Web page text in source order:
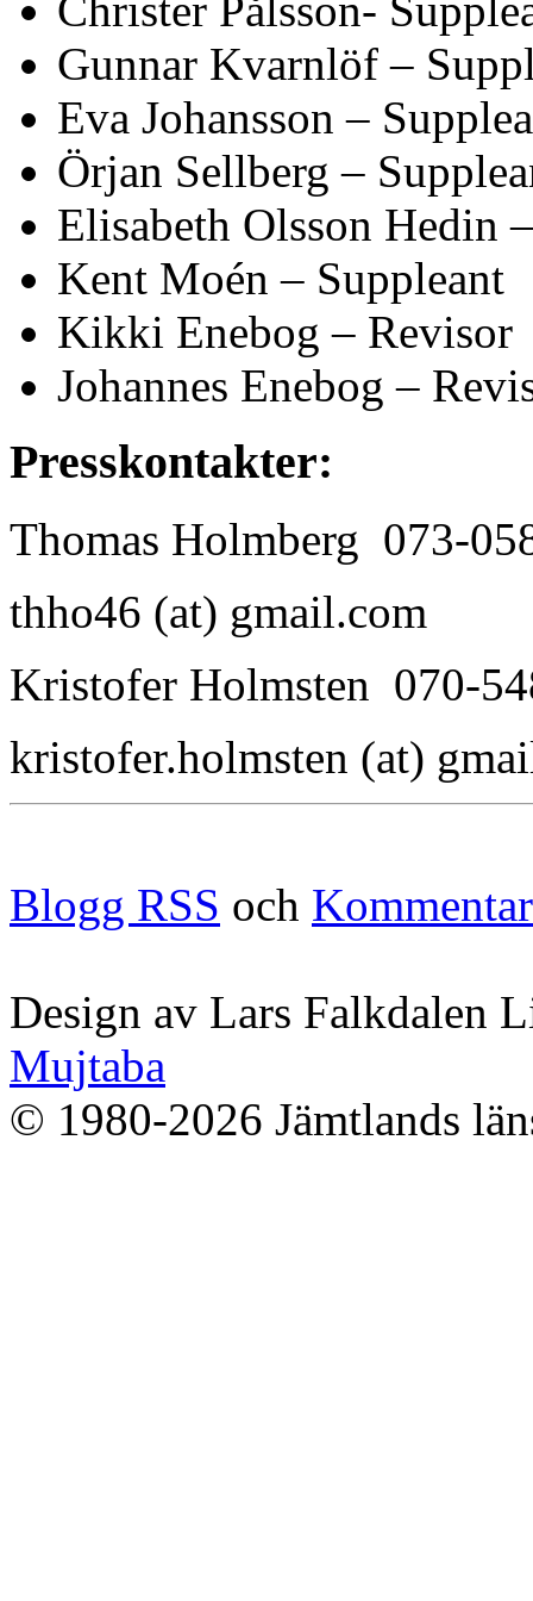
Gunnar Kvarnlöf –
Eva Johansson –
Örjan Sellberg –
Elisabeth Olsson Hedin
Kent Moén – Suppleant
Kikki Enebog – Revisor
Johannes Enebog –
Presskontakter:
Thomas Holmberg 073-
thho46 (at) gmail.com
Kristofer Holmsten 070-
kristofer.holmsten (at)
Blogg RSS och
Design av Lars Falkdalen
Mujtaba
© 1980-2026 Jämtlands